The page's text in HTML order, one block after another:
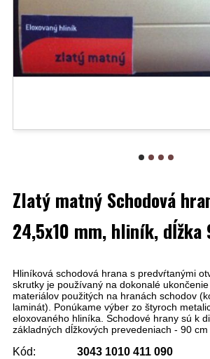
Zlatý matný Schodová
24,5x10 mm, hliník, dĺžka
Hliníková schodová hrana s predvŕtanými
skrutky je používaný na dokonalé
materiálov použitých na hranách schodov
laminát). Ponúkame výber zo štyroch
eloxovaného hliníka. Schodové hrany sú k
základných dĺžkových prevedeniach - 90
Kód:
3043 1010 411 090